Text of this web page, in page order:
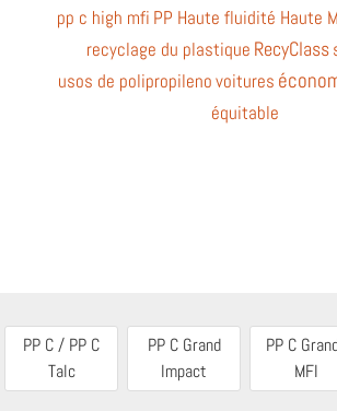
pp c high mfi PP Haute fluidité Haute
recyclage du plastique RecyClass
usos de polipropilenovoitures
équitable
PP C / PP C
Talc
PP C Grand
Impact
PP C
MFI